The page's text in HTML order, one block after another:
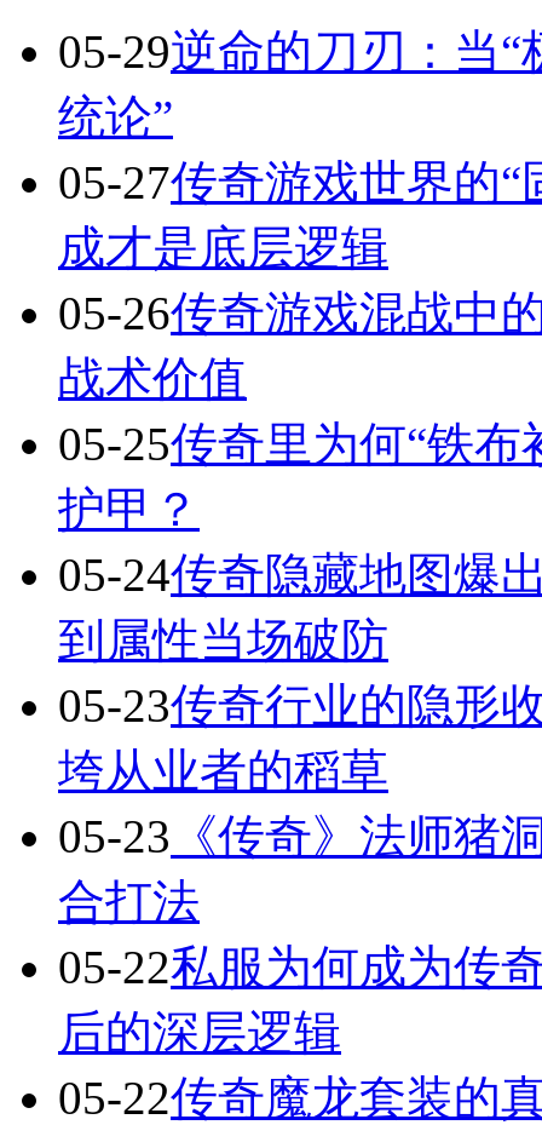
05-29逆命的刀刃：当“
统论”
05-27传奇游戏世界的“
成才是底层逻辑
05-26传奇游戏混战中
战术价值
05-25传奇里为何“铁布
护甲？
05-24传奇隐藏地图爆
到属性当场破防
05-23传奇行业的隐形
垮从业者的稻草
05-23 《传奇》法师猪
合打法
05-22私服为何成为传
后的深层逻辑
05-22传奇魔龙套装的